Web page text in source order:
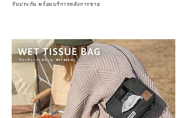
รับประกัน พร้อมบริการหลังการขาย